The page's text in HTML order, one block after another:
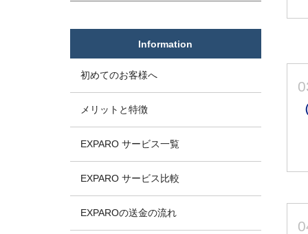
Information
初めてのお客様へ
メリットと特徴
EXPARO サービス一覧
EXPARO サービス比較
EXPAROの送金の流れ